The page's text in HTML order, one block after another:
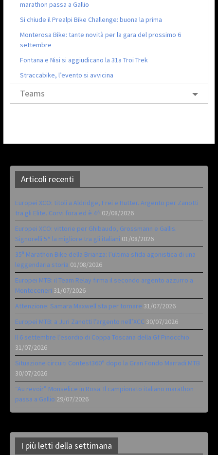
marathon passa a Gallio
Si chiude il Prealpi Bike Challenge: buona la prima
Monterosa Bike: tante novità per la gara del prossimo 6
settembre
Fontana e Nisi si aggiudicano la 31a Troi Trek
Straccabike, l’evento si avvicina
Teams
Articoli recenti
Europei XCO: titoli a Aldridge, Frei e Hutter. Argento per Zanotti
tra gli Elite. Corvi fora ed è 4^ 02/08/2026
Europei XCO: vittorie per Ghibaudo, Grossmann e Gallis.
Signorelli 5^ la migliore tra gli italiani 01/08/2026
35ª Marathon Bike della Brianza: l’ultima sfida agonistica di una
leggendaria storia 01/08/2026
Europei MTB: il Team Relay firma il secondo argento azzurro a
Monteceneri 31/07/2026
Attenzione: Samara Maxwell sta per tornare 31/07/2026
Europei MTB: a Juri Zanotti l’argento nell’XCC 30/07/2026
Il 6 settembre l’esordio di Coppa Toscana della Gf Pinocchio
31/07/2026
Situazione circuiti Contest360° dopo la Gran Fondo Marradi MTB
30/07/2026
“Au revoir” Monselice in Rosa. Il campionato italiano marathon
passa a Gallio 29/07/2026
I più letti della settimana